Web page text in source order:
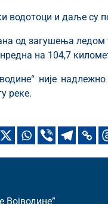
водотоци и даље су
од загушења ледом
на 104,7
није
реке.
Војводине”